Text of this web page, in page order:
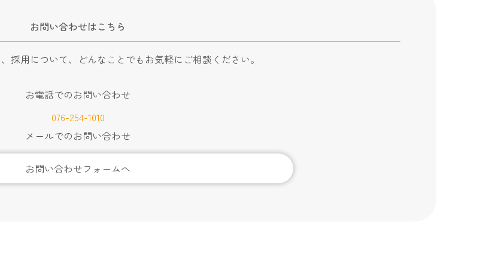
お問い合わせはこちら
採用について、 どんなことでもお気軽にご相談ください。
お電話でのお問い合わせ
076-254-1010
メールでのお問い合わせ
お問い合わせフォームへ